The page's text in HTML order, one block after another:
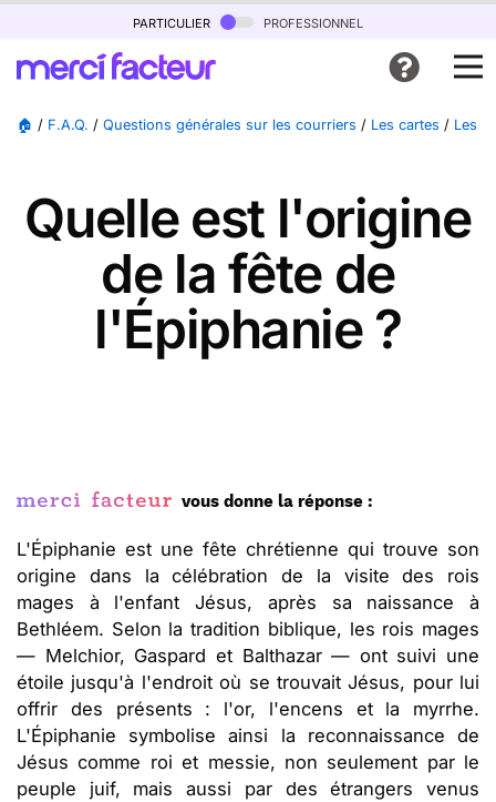
particulier professionnel
🏠 / F.A.Q. / Questions générales sur les courriers / Les cartes / Les
Quelle est l'origine
de la fête de
l'Épiphanie ?
vous donne la réponse :
L'Épiphanie est une fête chrétienne qui trouve son
origine dans la célébration de la visite des rois
mages à l'enfant Jésus, après sa naissance à
Bethléem. Selon la tradition biblique, les rois mages
— Melchior, Gaspard et Balthazar — ont suivi une
étoile jusqu'à l'endroit où se trouvait Jésus, pour lui
offrir des présents : l'or, l'encens et la myrrhe.
L'Épiphanie symbolise ainsi la reconnaissance de
Jésus comme roi et messie, non seulement par le
peuple juif, mais aussi par des étrangers venus